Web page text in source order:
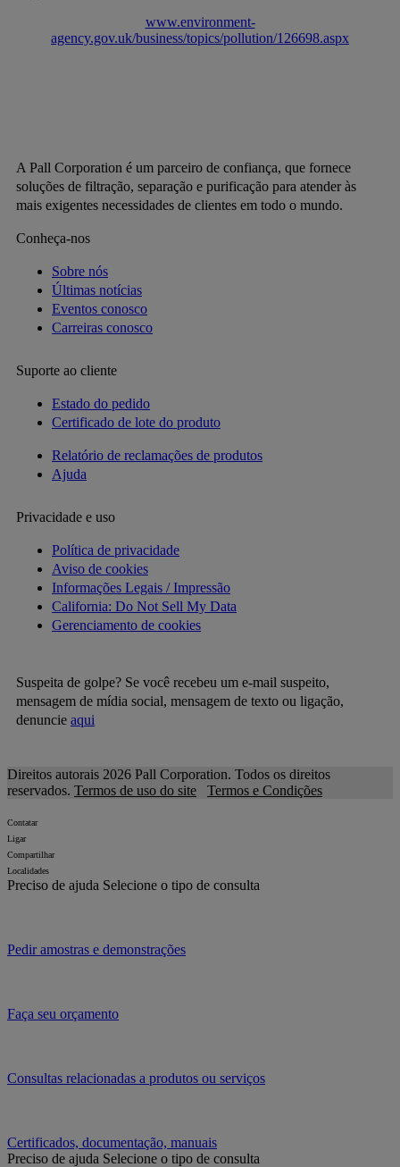
www.environment-
agency.gov.uk/business/topics/pollution/126698.aspx
A Pall Corporation é um parceiro de confiança, que fornece
soluções de filtração, separação e purificação para atender às
mais exigentes necessidades de clientes em todo o mundo.
Conheça-nos
Sobre nós
Últimas notícias
Eventos conosco
Carreiras conosco
Suporte ao cliente
Estado do pedido
Certificado de lote do produto
Relatório de reclamações de produtos
Ajuda
Privacidade e uso
Política de privacidade
Aviso de cookies
Informações Legais / Impressão
California: Do Not Sell My Data
Gerenciamento de cookies
Suspeita de golpe? Se você recebeu um e-mail suspeito,
mensagem de mídia social, mensagem de texto ou ligação,
denuncie aqui
Direitos autorais 2026 Pall Corporation. Todos os direitos
reservados. Termos de uso do site Termos e Condições
Contatar
Ligar
Compartilhar
Localidades
Preciso de ajuda Selecione o tipo de consulta
Pedir amostras e demonstrações
Faça seu orçamento
Consultas relacionadas a produtos ou serviços
Certificados, documentação, manuais
Preciso de ajuda Selecione o tipo de consulta